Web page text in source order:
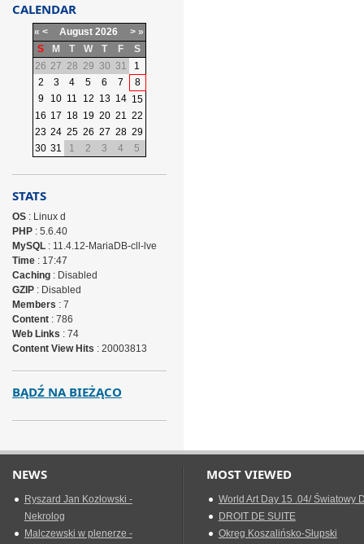
CALENDAR
« < August 2026 > »
S
M T W T F
S
26 27 28 29 30 31
1
2
3 4 5 6 7
8
9
10 11 12 13 14 15
16 17 18 19 20 21 22
23 24 25 26 27 28 29
30 31 1 2 3 4 5
STATS
OS: Linux d
PHP: 5.6.40
MySQL: 11.4.12-MariaDB-cll-lve
Time: 17:47
Caching: Disabled
GZIP: Disabled
Members : 7
Content: 786
Web Links : 74
Content View Hits : 20003813
BĄDŹ NA BIEŻĄCO
NEWS
Ryszard Jan Kozłowski -
Nekrolog
Malczewski w plenerze -
MOST VIEWED
World Art Day 15 .04/ Światowy
DROIT DE SUITE
Okreg Koszalińsko-Słupski